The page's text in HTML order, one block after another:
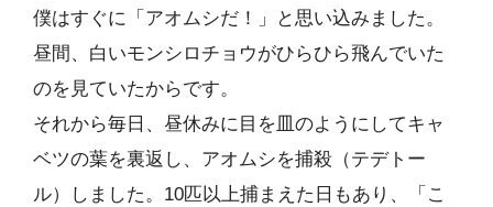
僕はすぐに「アオムシだ！」と思い込みました。
昼間、白いモンシロチョウがひらひら飛んでいた
のを見ていたからです。
それから毎日、昼休みに目を皿のようにしてキャ
ベツの葉を裏返し、アオムシを捕殺（テデトー
ル）しました。10匹以上捕まえた日もあり、「こ